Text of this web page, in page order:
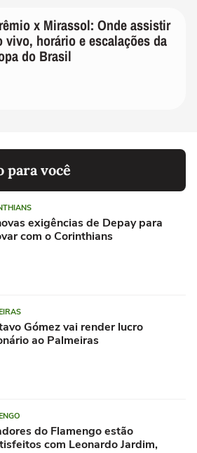
x Mirassol: Onde assistir
vivo, horário e escalações da
do Brasil
para você
exigências de Depay para
com o Corinthians
Gómez vai render lucro
ao Palmeiras
do Flamengo estão
com Leonardo Jardim,